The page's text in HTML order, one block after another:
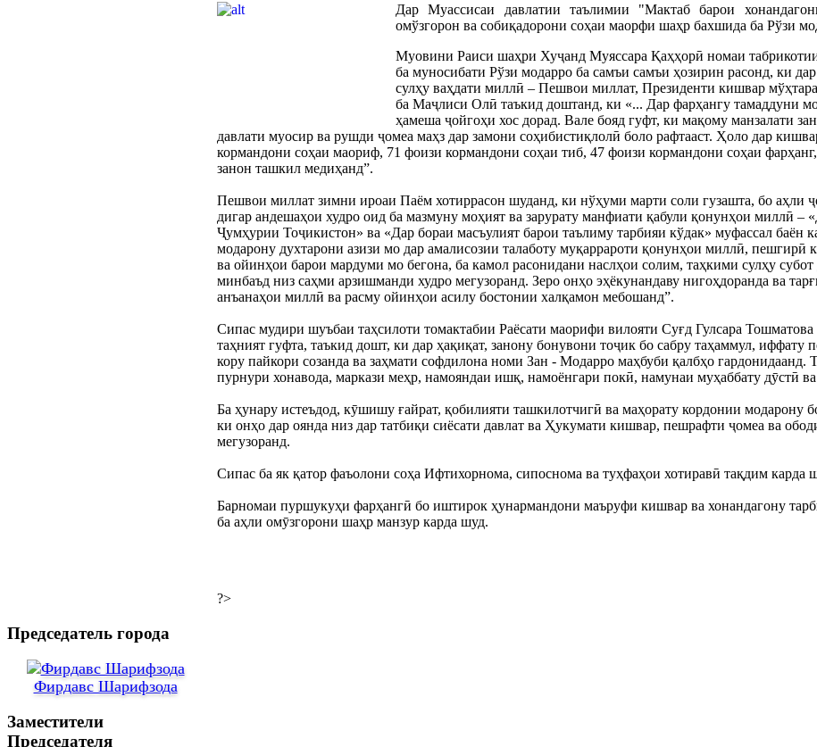
Дар Муассисаи давлатии таълимии "Мактаб барои
омўзгорон ва собиқадорони соҳаи маорфи шаҳр бахшида ба Рўзи
Муовини Раиси шаҳри Хуҷанд Муяссара Қаҳҳорӣ номаи
ба муносибати Рўзи модарро ба самъи самъи ҳозирин расонд, ки
сулҳу ваҳдати миллӣ – Пешвои миллат, Президенти кишвар
ба Маҷлиси Олӣ таъкид доштанд, ки «... Дар фарҳангу тамаддуни
ҳамеша ҷойгоҳи хос дорад. Вале бояд гуфт, ки мақому манзалати
давлати муосир ва рушди ҷомеа маҳз дар замони соҳибистиқлолӣ боло рафтааст. Ҳоло дар
кормандони соҳаи маориф, 71 фоизи кормандони соҳаи тиб, 47 фоизи кормандони соҳаи
занон ташкил медиҳанд”.
Пешвои миллат зимни ироаи Паём хотиррасон шуданд, ки нўҳуми марти соли гузашта, бо аҳли
дигар андешаҳои худро оид ба мазмуну моҳият ва зарурату манфиати қабули қонунҳои миллӣ
Ҷумҳурии Тоҷикистон» ва «Дар бораи масъулият барои таълиму тарбияи кўдак» муфассал баён
модарону духтарони азизи мо дар амалисозии талаботу муқаррароти қонунҳои миллӣ, пешгирӣ
ва ойинҳои барои мардуми мо бегона, ба камол расонидани наслҳои солим, таҳкими сулҳу
минбаъд низ саҳми арзишманди худро мегузоранд. Зеро онҳо эҳёкунандаву нигоҳдоранда ва
анъанаҳои миллӣ ва расму ойинҳои асилу бостонии халқамон мебошанд”.
Сипас мудири шуъбаи таҳсилоти томактабии Раёсати маорифи вилояти Суғд Гулсара
таҳният гуфта, таъкид дошт, ки дар ҳақиқат, занону бонувони тоҷик бо сабру таҳаммул, иффату
кору пайкори созанда ва заҳмати софдилона номи Зан - Модарро маҳбуби қалбҳо
пурнури хонавода, маркази меҳр, намояндаи ишқ, намоёнгари покӣ, намунаи муҳаббату дӯстӣ
Ба ҳунару истеъдод, кӯшишу ғайрат, қобилияти ташкилотчигӣ ва маҳорату кордонии модарону
ки онҳо дар оянда низ дар татбиқи сиёсати давлат ва Ҳукумати кишвар, пешрафти ҷомеа ва
мегузоранд.
Сипас ба як қатор фаъолони соҳа Ифтихорнома, сипоснома ва туҳфаҳои хотиравӣ тақдим карда
Барномаи пуршукуҳи фарҳангӣ бо иштирок ҳунармандони маъруфи кишвар ва хонандагону
ба аҳли омӯзгорони шаҳр манзур карда шуд.
?>
Председатель города
Фирдавс Шарифзода
Заместители
Председателя